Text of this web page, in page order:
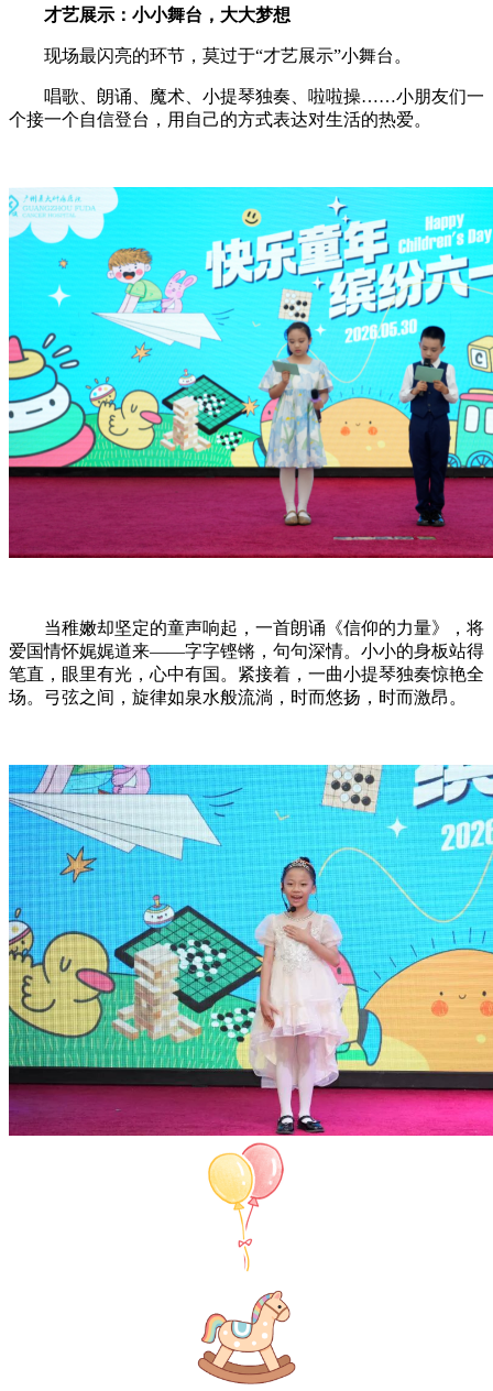
才艺展示：小小舞台，大大梦想
现场最闪亮的环节，莫过于“才艺展示”小舞台。
唱歌、朗诵、魔术、小提琴独奏、啦啦操……小朋友们一
个接一个自信登台，用自己的方式表达对生活的热爱。
当稚嫩却坚定的童声响起，一首朗诵《信仰的力量》，将
爱国情怀娓娓道来——字字铿锵，句句深情。小小的身板站得
笔直，眼里有光，心中有国。紧接着，一曲小提琴独奏惊艳全
场。弓弦之间，旋律如泉水般流淌，时而悠扬，时而激昂。